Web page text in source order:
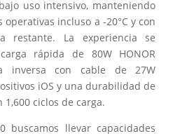
uso intensivo, manteniendo
incluso a -20°C y con
restante. La experiencia se
rápida de 80W HONOR
inversa con cable de 27W
iOS y una durabilidad de
1,600 ciclos de carga.
buscamos llevar capacidades